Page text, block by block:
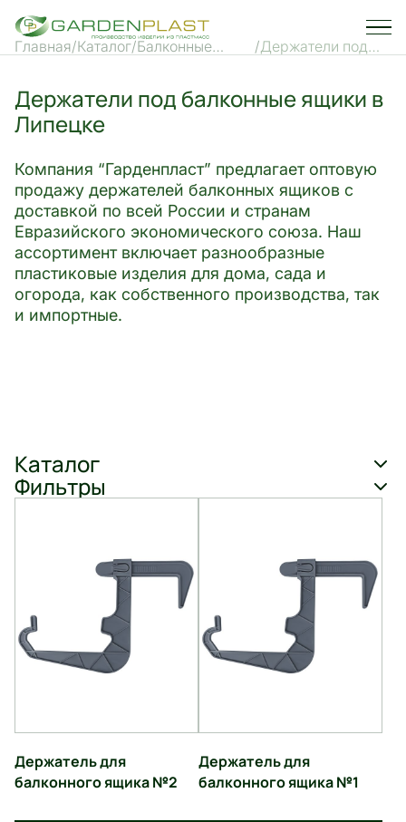
Главная Каталог Балконные
Держатели под
Держатели под балконные ящики в
Липецке
Компания “Гарденпласт” предлагает оптовую
продажу держателей балконных ящиков с
доставкой по всей России и странам
Евразийского экономического союза. Наш
ассортимент включает разнообразные
пластиковые изделия для дома, сада и
огорода, как собственного производства, так
и импортные.
Каталог
Фильтры
Держатель для
балконного ящика №2
Держатель для
балконного ящика №1